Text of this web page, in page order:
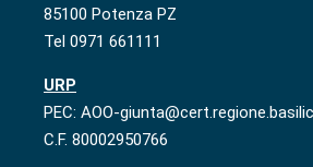
85100 Potenza PZ
Tel 0971 661111
URP
PEC: AOO-
C.F. 80002950766